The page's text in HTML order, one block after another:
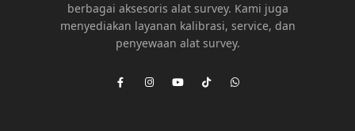
berbagai aksesoris alat survey. Kami juga
menyediakan layanan kalibrasi, service, dan
penyewaan alat survey.